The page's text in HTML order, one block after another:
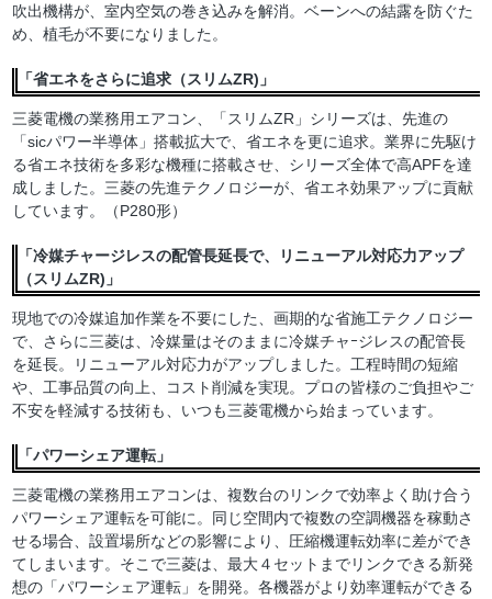
吹出機構が、室内空気の巻き込みを解消。ベーンへの結露を防ぐた
め、植毛が不要になりました。
「省エネをさらに追求（スリムZR)」
三菱電機の業務用エアコン、「スリムZR」シリーズは、先進の
「sicパワー半導体」搭載拡大で、省エネを更に追求。業界に先駆け
る省エネ技術を多彩な機種に搭載させ、シリーズ全体で高APFを達
成しました。三菱の先進テクノロジーが、省エネ効果アップに貢献
しています。（P280形）
「冷媒チャージレスの配管長延長で、リニューアル対応力アップ
（スリムZR)」
現地での冷媒追加作業を不要にした、画期的な省施工テクノロジー
で、さらに三菱は、冷媒量はそのままに冷媒チャｰジレスの配管長
を延長。リニューアル対応力がアップしました。工程時間の短縮
や、工事品質の向上、コスト削減を実現。プロの皆様のご負担やご
不安を軽減する技術も、いつも三菱電機から始まっています。
「パワーシェア運転」
三菱電機の業務用エアコンは、複数台のリンクで効率よく助け合う
パワーシェア運転を可能に。同じ空間内で複数の空調機器を稼動さ
せる場合、設置場所などの影響により、圧縮機運転効率に差ができ
てしまいます。そこで三菱は、最大４セットまでリンクできる新発
想の「パワーシェア運転」を開発。各機器がより効率運転ができる